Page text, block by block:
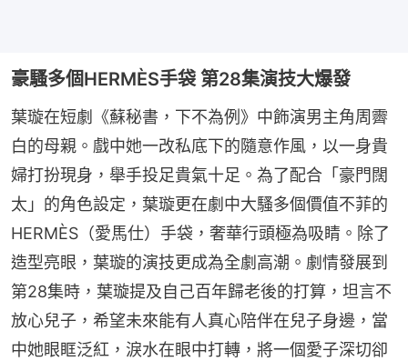
豪騷多個HERMÈS手袋 第28集演技大爆發
葉璇在短劇《蘇秘書，下不為例》中飾演男主角周霽
白的母親。戲中她一改私底下的隨意作風，以一身貴
婦打扮現身，舉手投足貴氣十足。為了配合「豪門闊
太」的角色設定，葉璇更在劇中大騷多個價值不菲的
HERMÈS（愛馬仕）手袋，奢華行頭極為吸睛。除了
造型亮眼，葉璇的演技更成為全劇高潮。劇情發展到
第28集時，葉璇提及自己百年歸老後的打算，坦言不
放心兒子，希望未來能有人真心陪伴在兒子身邊，當
中她眼眶泛紅，淚水在眼中打轉，將一個愛子深切卻